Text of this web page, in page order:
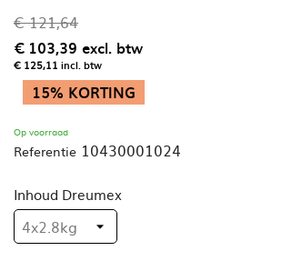
€ 121,64
€ 103,39 excl. btw
€ 125,11 incl. btw
15% KORTING
Op voorraad
Referentie 10430001024
Inhoud Dreumex